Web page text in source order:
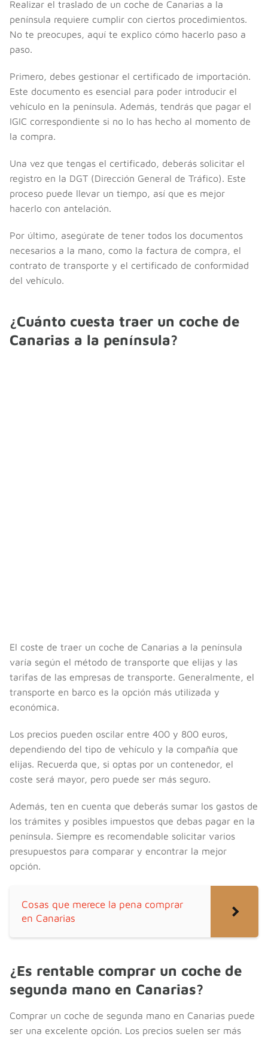
Realizar el traslado de un coche de Canarias a la
península requiere cumplir con ciertos procedimientos.
No te preocupes, aquí te explico cómo hacerlo paso a
paso.
Primero, debes gestionar el certificado de importación.
Este documento es esencial para poder introducir el
vehículo en la península. Además, tendrás que pagar el
IGIC correspondiente si no lo has hecho al momento de
la compra.
Una vez que tengas el certificado, deberás solicitar el
registro en la DGT (Dirección General de Tráfico). Este
proceso puede llevar un tiempo, así que es mejor
hacerlo con antelación.
Por último, asegúrate de tener todos los documentos
necesarios a la mano, como la factura de compra, el
contrato de transporte y el certificado de conformidad
del vehículo.
¿Cuánto cuesta traer un coche de
Canarias a la península?
El coste de traer un coche de Canarias a la península
varía según el método de transporte que elijas y las
tarifas de las empresas de transporte. Generalmente, el
transporte en barco es la opción más utilizada y
económica.
Los precios pueden oscilar entre 400 y 800 euros,
dependiendo del tipo de vehículo y la compañía que
elijas. Recuerda que, si optas por un contenedor, el
coste será mayor, pero puede ser más seguro.
Además, ten en cuenta que deberás sumar los gastos de
los trámites y posibles impuestos que debas pagar en la
península. Siempre es recomendable solicitar varios
presupuestos para comparar y encontrar la mejor
opción.
Cosas que merece la pena comprar
en Canarias
¿Es rentable comprar un coche de
segunda mano en Canarias?
Comprar un coche de segunda mano en Canarias puede
ser una excelente opción. Los precios suelen ser más